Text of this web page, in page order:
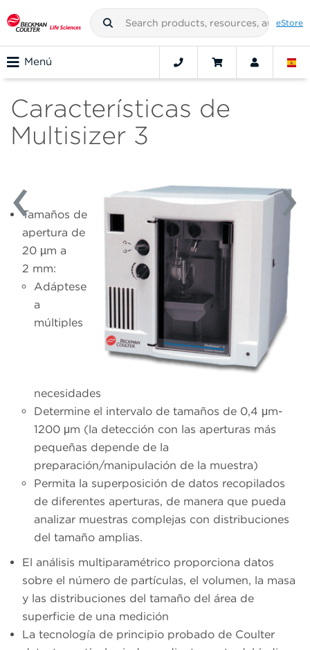
eStore
Menú
Características de
Multisizer 3
Tamaños de
apertura de
20 µm a
2 mm:
Adáptese
a
múltiples
necesidades
Determine el intervalo de tamaños de 0,4 μm-
1200 μm (la detección con las aperturas más
pequeñas depende de la
preparación/manipulación de la muestra)
Permita la superposición de datos recopilados
de diferentes aperturas, de manera que pueda
analizar muestras complejas con distribuciones
del tamaño amplias.
El análisis multiparamétrico proporciona datos
sobre el número de partículas, el volumen, la masa
y las distribuciones del tamaño del área de
superficie de una medición
La tecnología de principio probado de Coulter